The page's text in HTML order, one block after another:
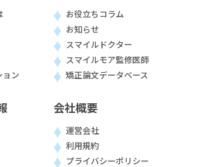
ョン
お役立ちコラム
お知らせ
スマイルドクター
スマイルモア監修医師
矯正論文データベース
会社概要
運営会社
利用規約
プライバシーポリシー